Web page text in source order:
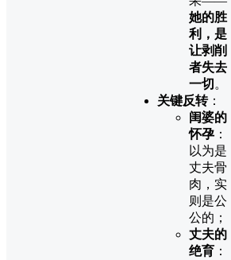
她的胜
利，是
让剥削
者失去
一切 。
关键反转：
闺婆的
怀孕 ：
以为是
丈夫骨
肉，实
则是公
公的；
丈夫的
绝育 ：